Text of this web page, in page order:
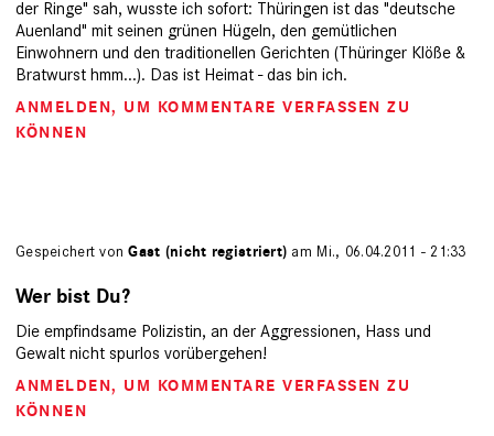
der Ringe" sah, wusste ich sofort: Thüringen ist das "deutsche
Auenland" mit seinen grünen Hügeln, den gemütlichen
Einwohnern und den traditionellen Gerichten (Thüringer Klöße &
Bratwurst hmm...). Das ist Heimat - das bin ich.
ANMELDEN, UM KOMMENTARE VERFASSEN ZU
KÖNNEN
Gespeichert vonGast (nicht registriert) am Mi., 06.04.2011 - 21:33
Wer bist Du?
Die empfindsame Polizistin, an der Aggressionen, Hass und
Gewalt nicht spurlos vorübergehen!
ANMELDEN, UM KOMMENTARE VERFASSEN ZU
KÖNNEN